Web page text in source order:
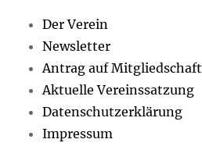
Der Verein
Newsletter
Antrag auf Mitgliedschaft
Aktuelle Vereinssatzung
Datenschutzerklärung
Impressum